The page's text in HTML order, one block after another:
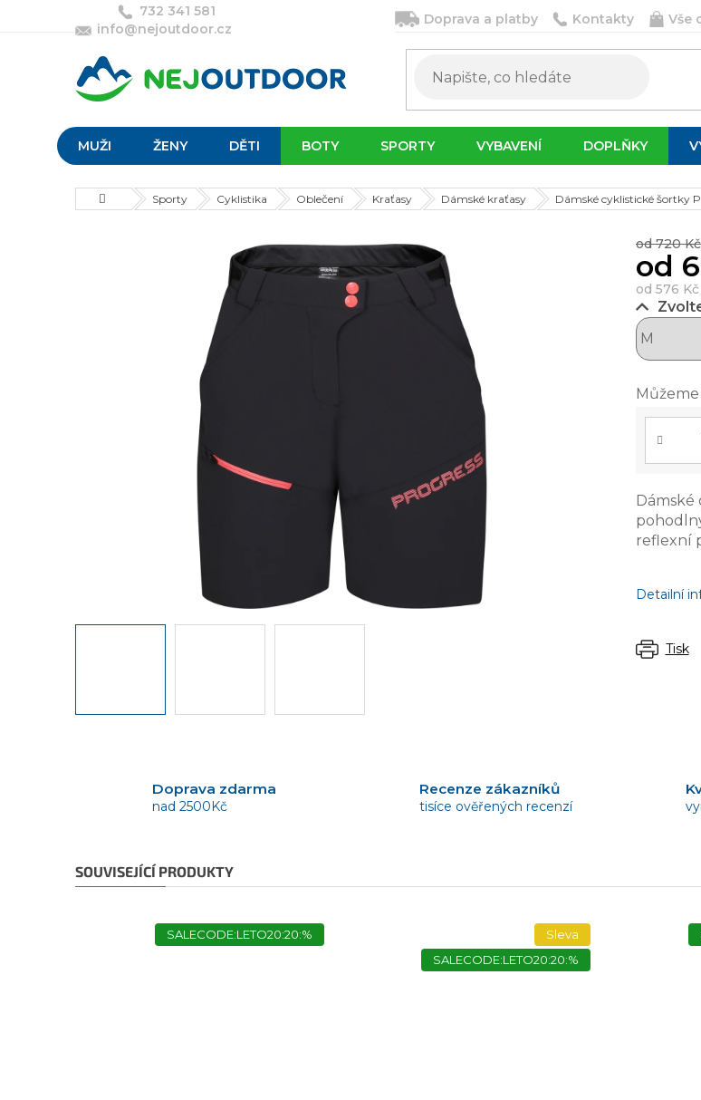
732 341 581
info@nejoutdoor.cz
Doprava a platby Kontakty Vše
MUŽI ŽENY DĚTI BOTY SPORTY VYBAVENÍ DOPLŇKY
DomůSporty Cyklistika Oblečení Kraťasy Dámské kraťasy Dámské cyklistické šortky
od 720 Kč
od
od 576 Kč
reflexní
Detailní
Tisk
Doprava zdarma
nad 2500Kč
Recenze zákazníků
tisíce ověřených recenzí
SOUVISEJÍCÍ PRODUKTY
SALECODE:LETO20:20:%
Sleva
SALECODE:LETO20:20:%